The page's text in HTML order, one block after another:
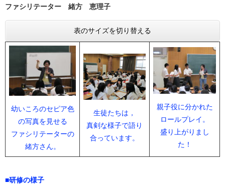
ファシリテーター 緒方 恵理子
表のサイズを切り替える
幼いころのセピア色
の写真を見せる
ファシリテーターの
緒方さん。
生徒たちは，
真剣な様子で語り
合っています。
親子役に分かれた
ロールプレイ。
盛り上がりまし
た！
■研修の様子